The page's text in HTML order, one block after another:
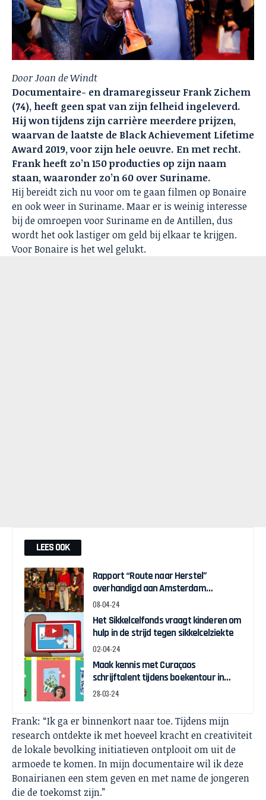
Door Joan de Windt
Documentaire- en dramaregisseur Frank Zichem
(74), heeft geen spat van zijn felheid ingeleverd.
Hij won tijdens zijn carrière meerdere prijzen,
waarvan de laatste de Black Achievement Lifetime
Award 2019, voor zijn hele oeuvre. En met recht.
Frank heeft zo’n 150 producties op zijn naam
staan, waaronder zo’n 60 over Suriname.
Hij bereidt zich nu voor om te gaan filmen op Bonaire
en ook weer in Suriname. Maar er is weinig interesse
bij de omroepen voor Suriname en de Antillen, dus
wordt het ook lastiger om geld bij elkaar te krijgen.
Voor Bonaire is het wel gelukt.
LEES OOK
Rapport “Route naar Herstel”
overhandigd aan Amsterdam
Wethouder Touria Meliani
08-04-24
Het Sikkelcelfonds vraagt kinderen om
hulp in de strijd tegen sikkelcelziekte
02-04-24
Maak kennis met Curaçaos
schrijftalent tijdens boekentour in
april
28-03-24
Frank: “Ik ga er binnenkort naar toe. Tijdens mijn
research ontdekte ik met hoeveel kracht en creativiteit
de lokale bevolking initiatieven ontplooit om uit de
armoede te komen. In mijn documentaire wil ik deze
Bonairianen een stem geven en met name de jongeren
die de toekomst zijn.”